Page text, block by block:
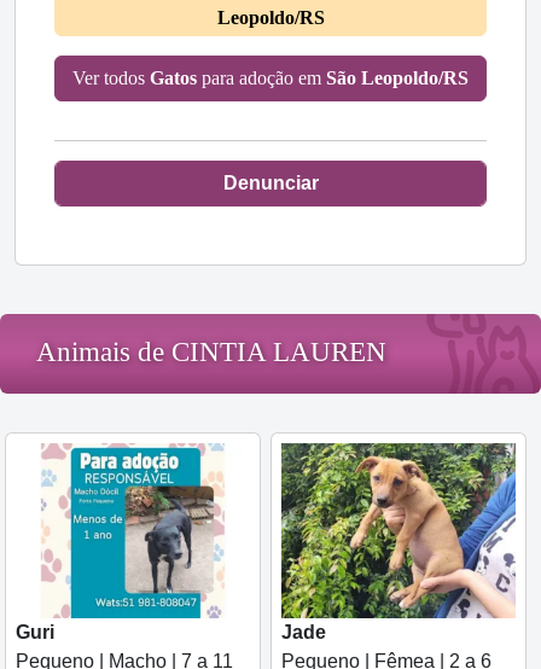
Leopoldo/RS
Ver todos Gatos para adoção em São Leopoldo/RS
Denunciar
Animais de CINTIA LAUREN
Guri
Pequeno | Macho | 7 a 11
Jade
Pequeno | Fêmea | 2 a 6